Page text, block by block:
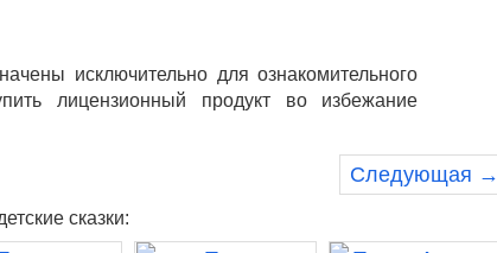
исключительно для ознакомительного
лицензионный продукт во избежание
Следующая →
сказки: